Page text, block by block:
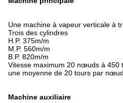
Une machine à vapeur verticale à
Trois des cylindres
H.P. 375m/m
M.P. 560m/m
B.P. 820m/m
Vitesse maximum 20 nœuds à 450
une moyenne de 20 tours par nœud
Machine auxiliaire